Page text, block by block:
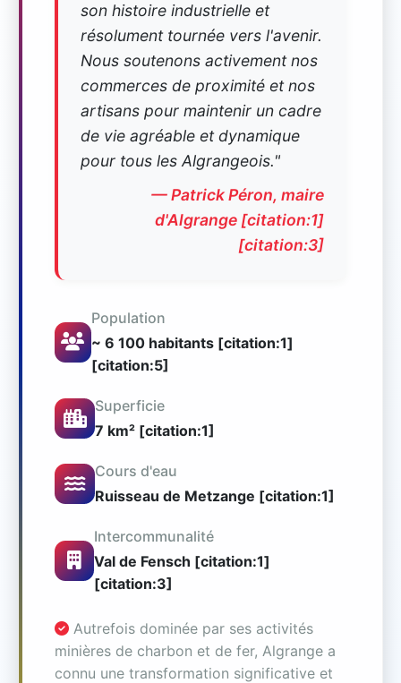
son histoire industrielle et
résolument tournée vers l'avenir.
Nous soutenons activement nos
commerces de proximité et nos
artisans pour maintenir un cadre
de vie agréable et dynamique
pour tous les Algrangeois."
— Patrick Péron, maire
d'Algrange [citation:1]
[citation:3]
Population
~ 6 100 habitants [citation:1]
[citation:5]
Superficie
7 km² [citation:1]
Cours d'eau
Ruisseau de Metzange [citation:1]
Intercommunalité
Val de Fensch [citation:1]
[citation:3]
Autrefois dominée par ses activités
minières de charbon et de fer, Algrange a
connu une transformation significative et